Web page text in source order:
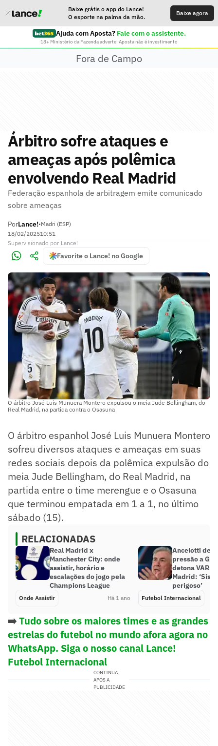
Baixe grátis o app do Lance!
O esporte na palma da mão.
Baixe agora
Ajuda com Aposta? Fale com o assistente.
18+ Ministério da Fazenda adverte: Aposta não é investimento
Fora de Campo
Árbitro sofre ataques e
ameaças após polêmica
envolvendo Real Madrid
Federação espanhola de arbitragem emite comunicado
sobre ameaças
PorLance!•Madri (ESP)
18/02/202510:51
Supervisionado por Lance!
Favorite o Lance! no Google
O árbitro José Luis Munuera Montero expulsou o meia Jude Bellingham, do
Real Madrid, na partida contra o Osasuna
O árbitro espanhol José Luis Munuera Montero
sofreu diversos ataques e ameaças em suas
redes sociais depois da polêmica expulsão do
meia Jude Bellingham, do Real Madrid, na
partida entre o time merengue e o Osasuna
que terminou empatada em 1 a 1, no último
sábado (15).
RELACIONADAS
Real Madrid x
Manchester City: onde
assistir, horário e
escalações do jogo pela
Champions League
Onde Assistir Há 1 ano
Ancelotti
pressão a
detona VAR
Madrid:
perigoso’
Futebol Internacional
➡️Tudo sobre os maiores times e as grandes
estrelas do futebol no mundo afora agora no
WhatsApp. Siga o nosso canal Lance!
Futebol Internacional
CONTINUA
APÓS A
PUBLICIDADE